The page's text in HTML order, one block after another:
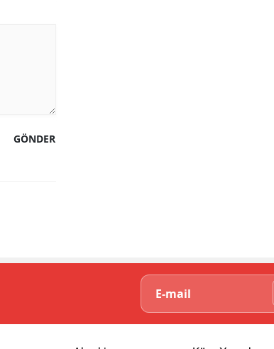
GÖNDER